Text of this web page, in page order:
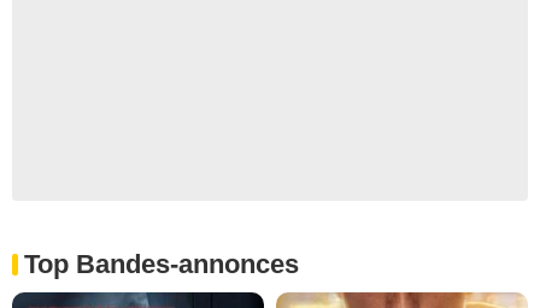
Top Bandes-annonces